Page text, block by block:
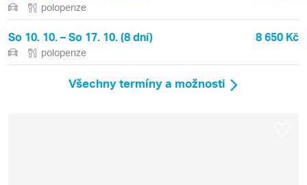
polopenze
So 10. 10. – So 17. 10. (8 dní) 8 650 Kč
polopenze
Všechny termíny a možnosti